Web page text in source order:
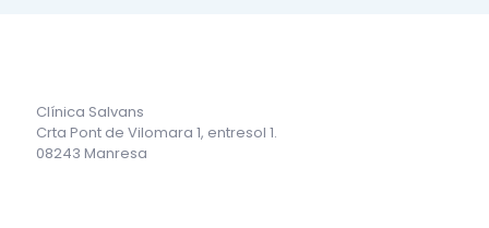
Clínica Salvans
Crta Pont de Vilomara 1, entresol 1.
08243 Manresa